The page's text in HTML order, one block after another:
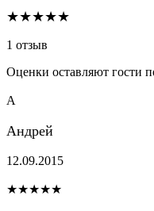
★★★★★
1 отзыв
Оценки оставляют гости
А
Андрей
12.09.2015
★★★★★